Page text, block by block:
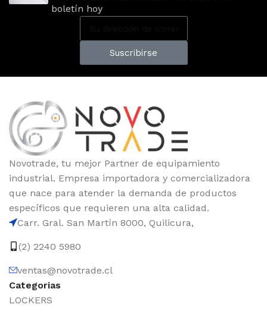
boletín hoy
Suscribirse
Novotrade, tu mejor Partner de equipamiento
industrial. Empresa importadora y comercializadora
que nace para atender la demanda de productos
específicos que requieren una alta calidad.
Carr. Gral. San Martín 8000, Quilicura,
(2) 2240 5980
ventas@novotrade.cl
Categorias
LOCKERS